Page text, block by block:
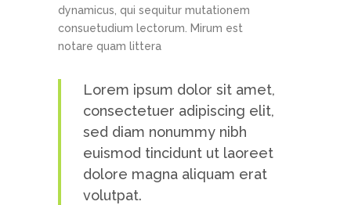
dynamicus, qui sequitur mutationem
consuetudium lectorum. Mirum est
notare quam littera
Lorem ipsum dolor sit amet,
consectetuer adipiscing elit,
sed diam nonummy nibh
euismod tincidunt ut laoreet
dolore magna aliquam erat
volutpat.